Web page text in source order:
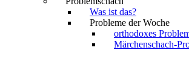
Was ist das?
Probleme der Woche
orthodoxes
Märchenschach-